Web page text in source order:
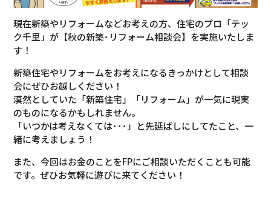
現在新築やリフォームなどお考えの方、住宅のプロ「テッ
ク千里」が【秋の新築･リフォーム相談会】を実施いたしま
す！
新築住宅やリフォームをお考えになるきっかけとして相談
会にぜひお越しください！
漠然としていた「新築住宅」「リフォーム」が一気に現実
のものになるかもしれません。
「いつかは考えなくては･･･」と先延ばしにしてたこと、一
緒に考えましょう！
また、今回はお金のことをFPにご相談いただくことも可能
です。ぜひお気軽に遊びに来てください！